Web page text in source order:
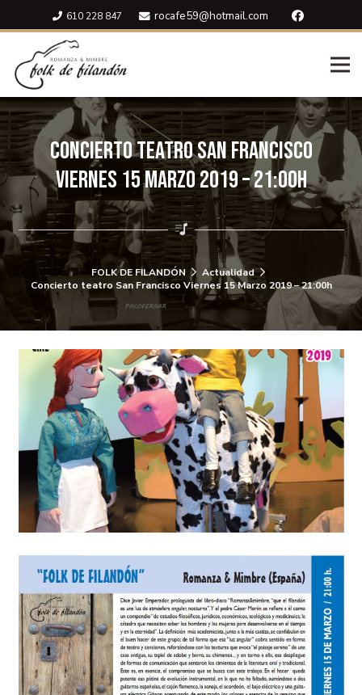
610 228 847 rocafe59@hotmail.com
Concierto teatro San Francisco
Viernes 15 Marzo 2019 – 21:00h
FOLK DE FILANDÓN
Actualidad
Concierto teatro San Francisco Viernes 15 Marzo 2019 – 21:00h